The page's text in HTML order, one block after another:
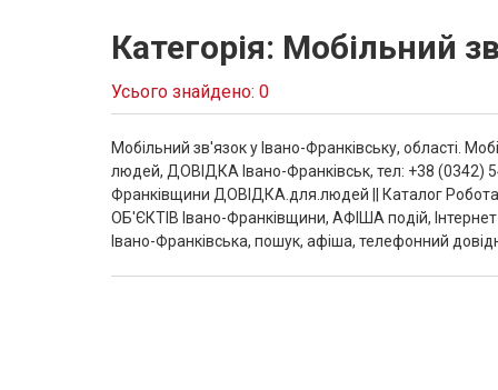
Категорія: Мобільний
Усього знайдено: 0
Мобільний зв'язок у Івано-Франківську, області.
людей, ДОВІДКА Івано-Франківськ, тел: +38 (0342)
Франківщини ДОВІДКА.для.людей || Каталог
ОБ'ЄКТІВ Івано-Франківщини, АФІША подій,
Івано-Франківська, пошук, афіша, телефонний